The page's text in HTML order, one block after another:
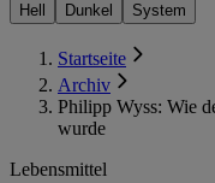
Hell Dunkel System
Startseite
Archiv
Philipp Wyss: Wie
wurde
Lebensmittel